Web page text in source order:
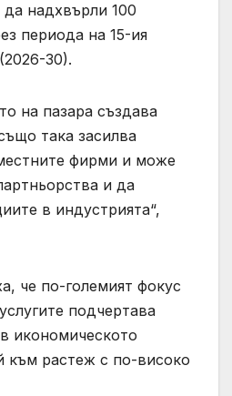
надхвърли 100
периода на 15-ия
30).
на пазара създава
така засилва
фирми и може
и да
в индустрията“,
че по-големият фокус
подчертава
икономическото
към растеж с по-високо